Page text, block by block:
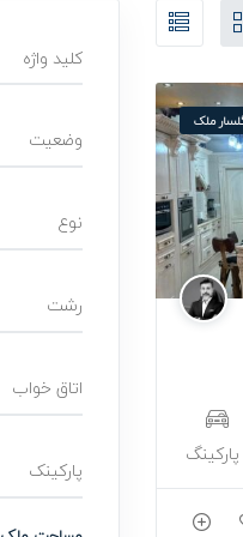
ملک
وضعیت
نوع
رشت
اتاق خواب
پارکینک